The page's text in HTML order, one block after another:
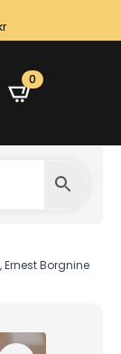
0
Ernest Borgnine